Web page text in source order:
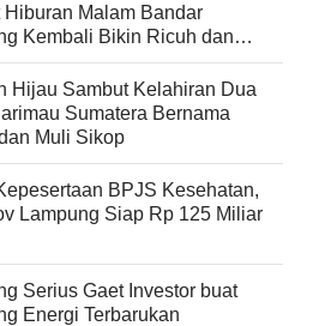
Hiburan Malam Bandar
Kembali Bikin Ricuh dan
Hijau Sambut Kelahiran Dua
Sumatera Bernama
Muli Sikop
BPJS Kesehatan,
Lampung Siap Rp 125 Miliar
Serius Gaet Investor buat
Energi Terbarukan